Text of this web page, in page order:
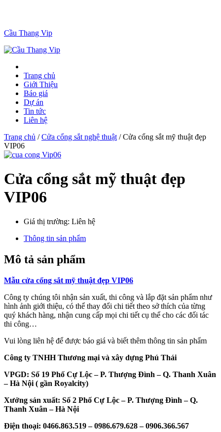
Cầu Thang Vip
Trang chủ
Giới Thiệu
Báo giá
Dự án
Tin tức
Liên hệ
Trang chủ /Cửa cổng sắt nghệ thuật / Cửa cổng sắt mỹ thuật đẹp
VIP06
Cửa cổng sắt mỹ thuật đẹp
VIP06
Giá thị trường: Liên hệ
Thông tin sản phẩm
Mô tả sản phẩm
Mẫu cửa cổng sắt mỹ thuật đẹp VIP06
Công ty chúng tôi nhận sản xuất, thi công và lắp đặt sản phẩm như
hình ảnh giới thiệu, có thể thay đổi chi tiết theo sở thích của từng
quý khách hàng, nhận cung cấp mọi chi tiết cụ thể cho các đối tác
thi công…
Vui lòng liên hệ để được báo giá và biết thêm thông tin sản phẩm
Công ty TNHH Thương mại và xây dựng Phú Thái
VPGD: Số 19 Phố Cự Lộc – P. Thượng Đình – Q. Thanh Xuân
– Hà Nội ( gần Royalcity)
Xưởng sản xuất: Số 2 Phố Cự Lộc – P. Thượng Đình – Q.
Thanh Xuân – Hà Nội
Điện thoại: 0466.863.519 – 0986.679.628 – 0906.366.567